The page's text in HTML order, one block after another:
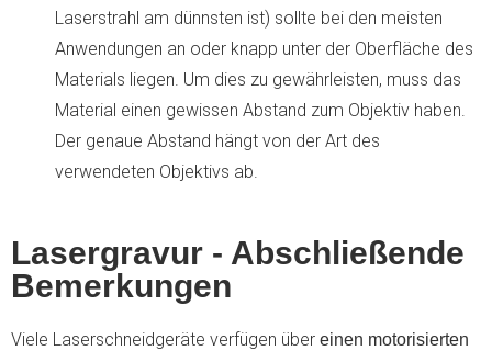
Laserstrahl am dünnsten ist) sollte bei den meisten
Anwendungen an oder knapp unter der Oberfläche des
Materials liegen. Um dies zu gewährleisten, muss das
Material einen gewissen Abstand zum Objektiv haben.
Der genaue Abstand hängt von der Art des
verwendeten Objektivs ab.
Lasergravur - Abschließende
Bemerkungen
Viele Laserschneidgeräte verfügen über einen motorisierten